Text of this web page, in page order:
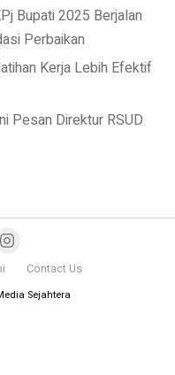
Bupati 2025 Berjalan
Perbaikan
Kerja Lebih Efektif
Pesan Direktur RSUD
Contact Us
Sejahtera